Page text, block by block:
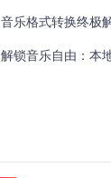
音乐格式转换终极
解锁音乐自由：本